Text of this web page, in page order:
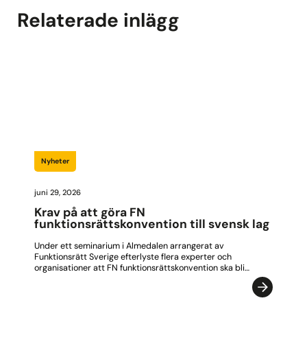
Relaterade inlägg
Nyheter
juni 29, 2026
Krav på att göra FN
funktionsrättskonvention till svensk lag
Under ett seminarium i Almedalen arrangerat av
Funktionsrätt Sverige efterlyste flera experter och
organisationer att FN funktionsrättskonvention ska bli…